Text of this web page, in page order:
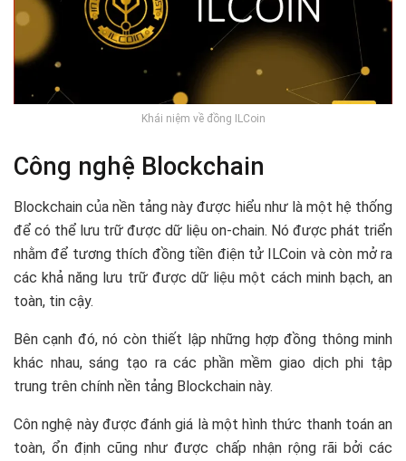
Khái niệm về đồng ILCoin
Công nghệ Blockchain
Blockchain của nền tảng này được hiểu như là một hệ thống
để có thể lưu trữ được dữ liệu on-chain. Nó được phát triển
nhằm để tương thích đồng tiền điện tử ILCoin và còn mở ra
các khả năng lưu trữ được dữ liệu một cách minh bạch, an
toàn, tin cậy.
Bên cạnh đó, nó còn thiết lập những hợp đồng thông minh
khác nhau, sáng tạo ra các phần mềm giao dịch phi tập
trung trên chính nền tảng Blockchain này.
Côn nghệ này được đánh giá là một hình thức thanh toán an
toàn, ổn định cũng như được chấp nhận rộng rãi bởi các